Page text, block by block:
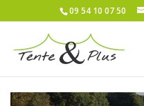
09 54 10 07 50